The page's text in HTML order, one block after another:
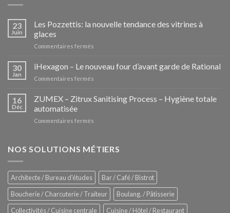
23
Juin
Les Pozzettis: la nouvelle tendance des vitrines à
glaces
Commentaires fermés
Pozzettis:
la
des
30
Jan
iHexagon – Le nouveau four d’avant garde de Rational
Commentaires fermés
–
Le
de
16
Déc
ZUMEX – Zitrux Sanitising Process – Hygiène totale
automatisée
Commentaires fermés
Zitrux
–
Hygiène
totale
automatisée
NOS SOLUTIONS MÉTIERS
Architecte / Bureau d'études
Bar / Café / Bistrot
Boucherie / Charcuterie / Traiteur
Boulang. / Pâtisserie
Collectivités / Cuisine centrale
Cuisine / Hôtel / Restaurant